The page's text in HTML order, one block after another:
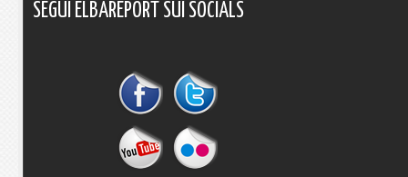
SEGUI ELBAREPORT SUI SOCIALS